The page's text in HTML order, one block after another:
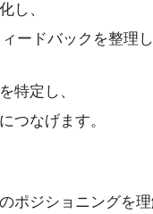
し、
ードバックを整理し
特定し、
つなげます。
ポジショニングを理